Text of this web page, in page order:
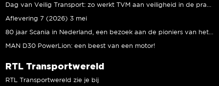
Aflevering 7 (2026) 3 mei
MAN D30 PowerLion: een beest van een motor!
RTL Transportwereld
RTL Transportwereld zie je bij